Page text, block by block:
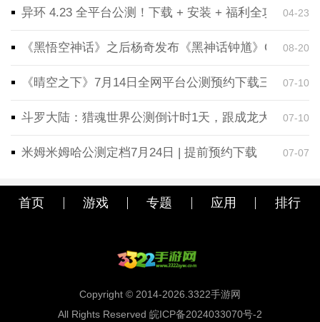
异环 4.23 全平台公测！下载 + 安装 + 福利全攻略，一
04-23
《黑悟空神话》之后杨奇发布《黑神话钟馗》CG！预
08-20
《晴空之下》7月14日全网平台公测预约下载三端同步
07-10
斗罗大陆：猎魂世界公测倒计时1天，跟成龙大哥一起
07-10
米姆米姆哈公测定档7月24日 | 提前预约下载 07-07
首页 游戏 专题 应用 排行
Copyright © 2014-2026.3322手游网
All Rights Reserved 皖ICP备2024033070号-2